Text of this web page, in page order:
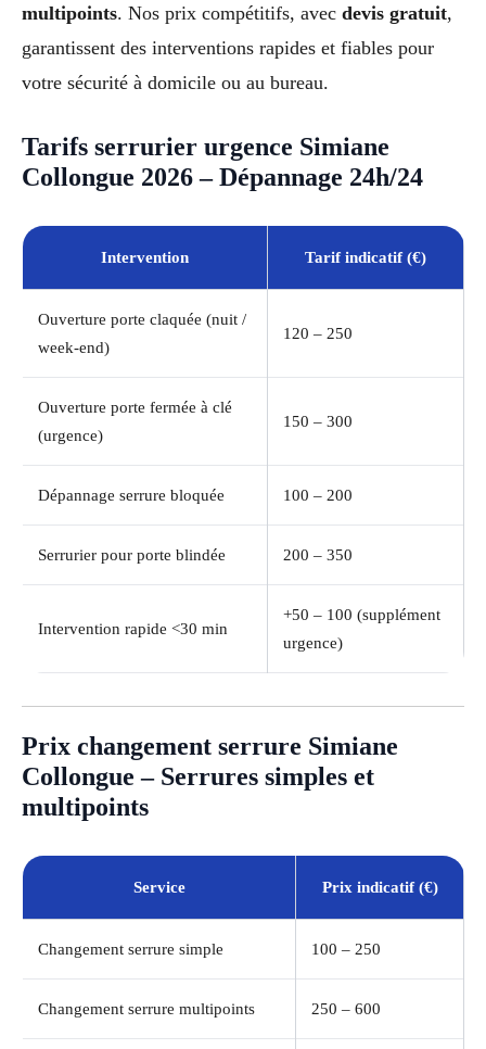
multipoints. Nos prix compétitifs, avec devis gratuit,
garantissent des interventions rapides et fiables pour
votre sécurité à domicile ou au bureau.
Tarifs serrurier urgence Simiane
Collongue 2026 – Dépannage 24h/24
Intervention Tarif indicatif (€)
Ouverture porte claquée (nuit /
week-end)
120 – 250
Ouverture porte fermée à clé
(urgence)
150 – 300
Dépannage serrure bloquée 100 – 200
Serrurier pour porte blindée 200 – 350
Intervention rapide <30 min
+50 – 100 (supplément
urgence)
Prix changement serrure Simiane
Collongue – Serrures simples et
multipoints
Service Prix indicatif (€)
Changement serrure simple 100 – 250
Changement serrure multipoints 250 – 600